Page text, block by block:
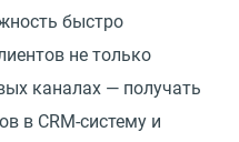
быстро
не только
каналах — получать
в CRM-систему и